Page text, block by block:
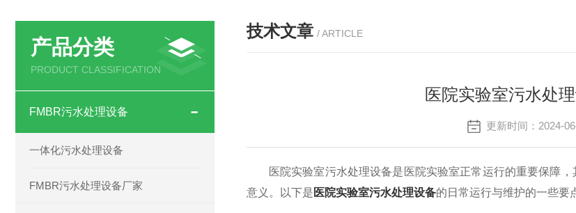
产品分类
PRODUCT CLASSIFICATION
FMBR污水处理设备
一体化污水处理设备
FMBR污水处理设备厂家
技术文章 / ARTICLE
医院实验室污水处
更新时间：2024-
医院实验室污水处理设备是医院实验室正常运行的重要保障，
意义。以下是 医院实验室污水处理设备的日常运行与维护的一些要